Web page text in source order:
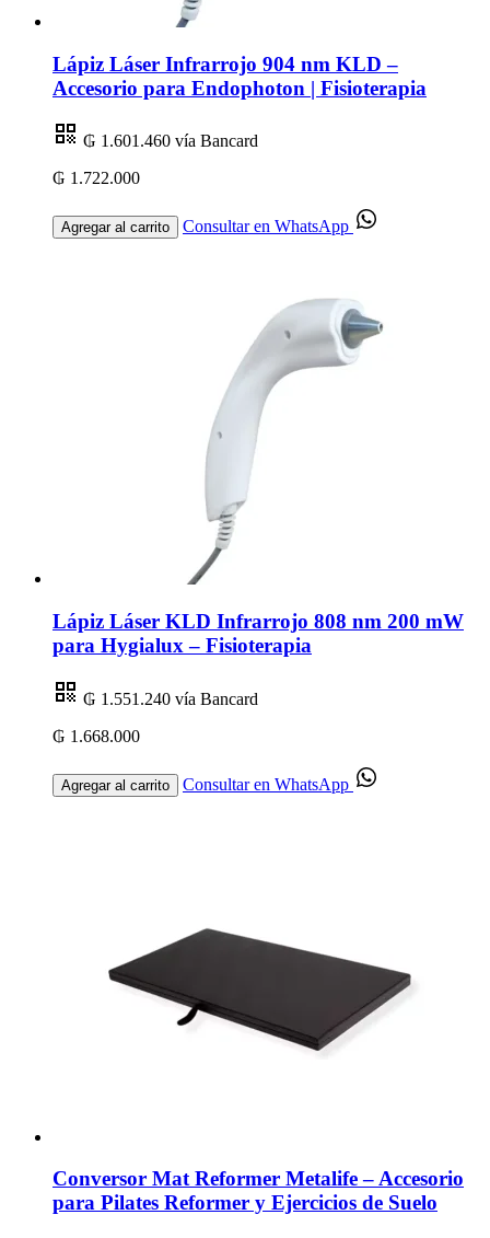
Lápiz Láser Infrarrojo 904 nm KLD –
Accesorio para Endophoton | Fisioterapia
₲ 1.601.460 vía Bancard
₲ 1.722.000
Agregar al carrito Consultar en WhatsApp
Lápiz Láser KLD Infrarrojo 808 nm 200 mW
para Hygialux – Fisioterapia
₲ 1.551.240 vía Bancard
₲ 1.668.000
Agregar al carrito Consultar en WhatsApp
Conversor Mat Reformer Metalife – Accesorio
para Pilates Reformer y Ejercicios de Suelo